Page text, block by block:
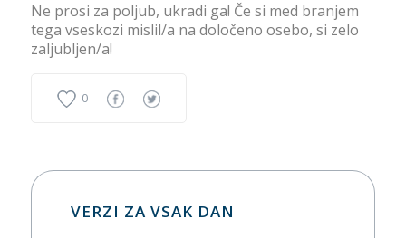
Ne prosi za poljub, ukradi ga! Če si med branjem
tega vseskozi mislil/a na določeno osebo, si zelo
zaljubljen/a!
0
VERZI ZA VSAK DAN